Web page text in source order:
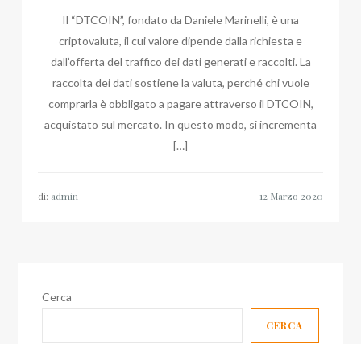
Il “DTCOIN”, fondato da Daniele Marinelli, è una
criptovaluta, il cui valore dipende dalla richiesta e
dall’offerta del traffico dei dati generati e raccolti. La
raccolta dei dati sostiene la valuta, perché chi vuole
comprarla è obbligato a pagare attraverso il DTCOIN,
acquistato sul mercato. In questo modo, si incrementa
[…]
di: admin
Cerca
CERCA